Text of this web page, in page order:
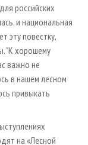
российских
и национальная
эту повестку,
"К хорошему
важно не
в нашем лесном
привыкать
на «Лесной